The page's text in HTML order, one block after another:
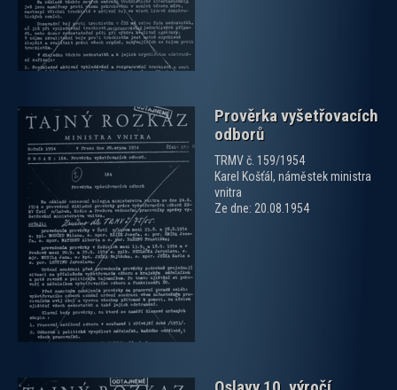
Prověrka vyšetřovacích
odborů
TRMV č. 159/1954
Karel Košťál, náměstek ministra
vnitra
Ze dne: 20.08.1954
zobrazit PDF dokument